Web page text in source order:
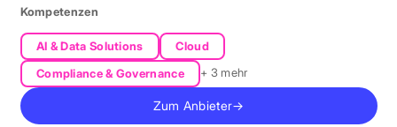
Kompetenzen
AI & Data Solutions
Cloud
Compliance & Governance
+ 3 mehr
Zum Anbieter→